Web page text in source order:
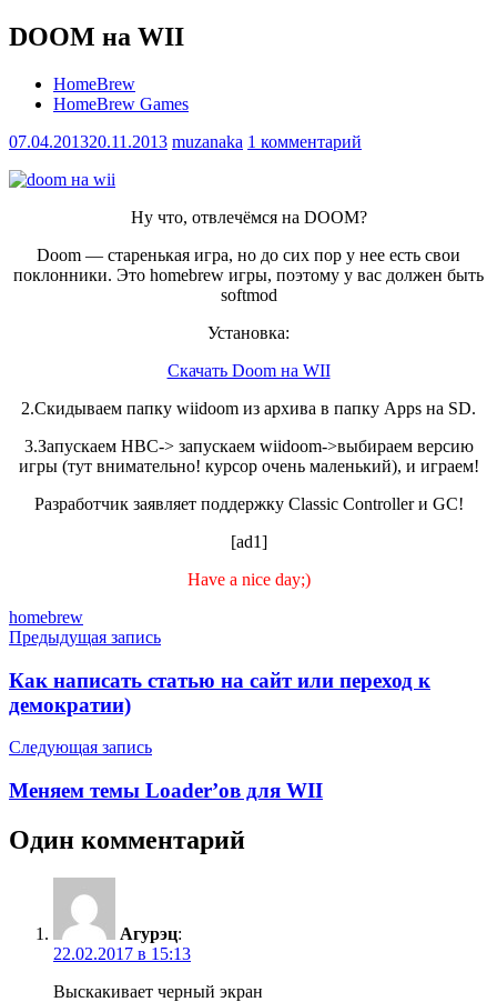
DOOM на WII
HomeBrew
HomeBrew Games
07.04.201320.11.2013 muzanaka 1 комментарий
Ну что, отвлечёмся на DOOM?
Doom — старенькая игра, но до сих пор у нее есть свои
поклонники. Это homebrew игры, поэтому у вас должен быть
softmod
Установка:
Скачать Doom на WII
2.Скидываем папку wiidoom из архива в папку Apps на SD.
3.Запускаем HBC-> запускаем wiidoom->выбираем версию
игры (тут внимательно! курсор очень маленький), и играем!
Разработчик заявляет поддержку Classic Controller и GC!
[ad1]
Have a nice day;)
Метки
homebrew
Навигация
по
записям
Предыдущая запись
Как написать статью на сайт или переход к
демократии)
Следующая запись
Меняем темы Loader’ов для WII
Один комментарий
Агурэц:
22.02.2017 в 15:13
Выскакивает черный экран